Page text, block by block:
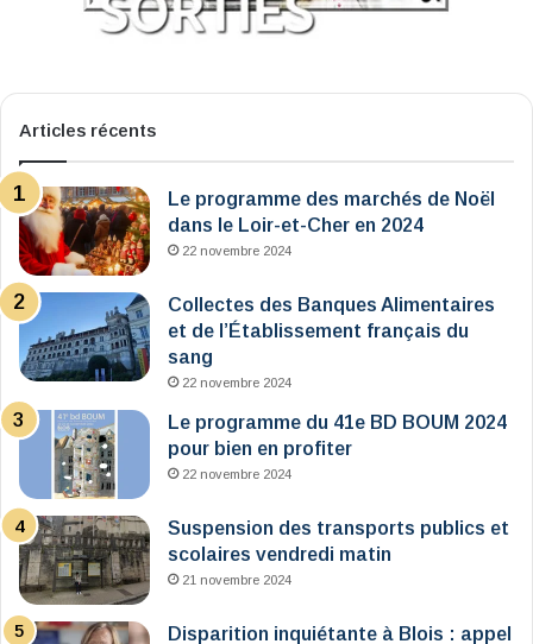
Articles récents
Le programme des marchés de Noël
dans le Loir-et-Cher en 2024
22 novembre 2024
Collectes des Banques Alimentaires
et de l’Établissement français du
sang
22 novembre 2024
Le programme du 41e BD BOUM 2024
pour bien en profiter
22 novembre 2024
Suspension des transports publics et
scolaires vendredi matin
21 novembre 2024
Disparition inquiétante à Blois : appel